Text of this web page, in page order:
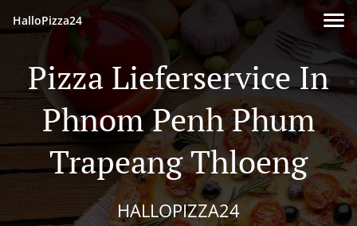
HalloPizza24
Pizza Lieferservice In
Phnom Penh Phum
Trapeang Thloeng
HALLOPIZZA24